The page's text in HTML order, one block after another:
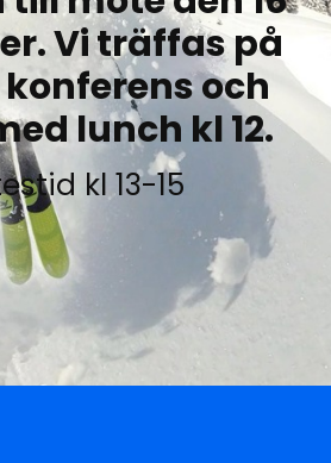
Vi träffas på
och
lunch kl 12.
kl 13-15